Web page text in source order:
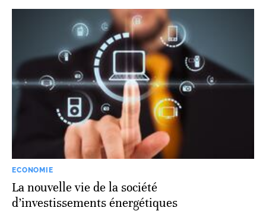
ECONOMIE
La nouvelle vie de la société
d’investissements énergétiques